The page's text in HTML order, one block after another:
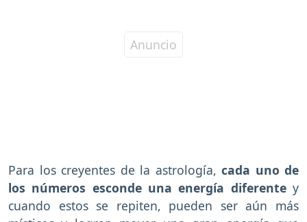
Para los creyentes de la astrología, cada uno de
los números esconde una energía diferente y
cuando estos se repiten, pueden ser aún más